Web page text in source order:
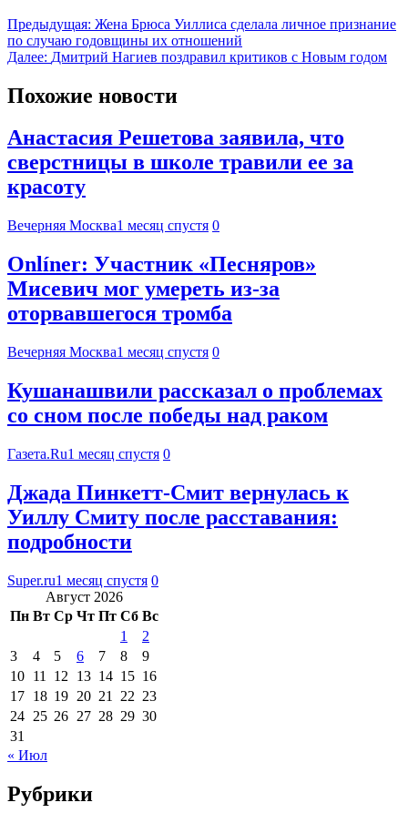
Предыдущая: Жена Брюса Уиллиса сделала личное признание
по случаю годовщины их отношений
Далее: Дмитрий Нагиев поздравил критиков с Новым годом
Похожие новости
Анастасия Решетова заявила, что
сверстницы в школе травили ее за
красоту
Вечерняя Москва1 месяц спустя 0
Onlíner: Участник «Песняров»
Мисевич мог умереть из-за
оторвавшегося тромба
Вечерняя Москва1 месяц спустя 0
Кушанашвили рассказал о проблемах
со сном после победы над раком
Газета.Ru1 месяц спустя 0
Джада Пинкетт‑Смит вернулась к
Уиллу Смиту после расставания:
подробности
Super.ru1 месяц спустя 0
Август 2026
Пн Вт Ср Чт Пт Сб Вс
1
2
3
4 5 6 7 8
9
10 11 12 13 14 15 16
17 18 19 20 21 22 23
24 25 26 27 28 29 30
31
« Июл
Рубрики